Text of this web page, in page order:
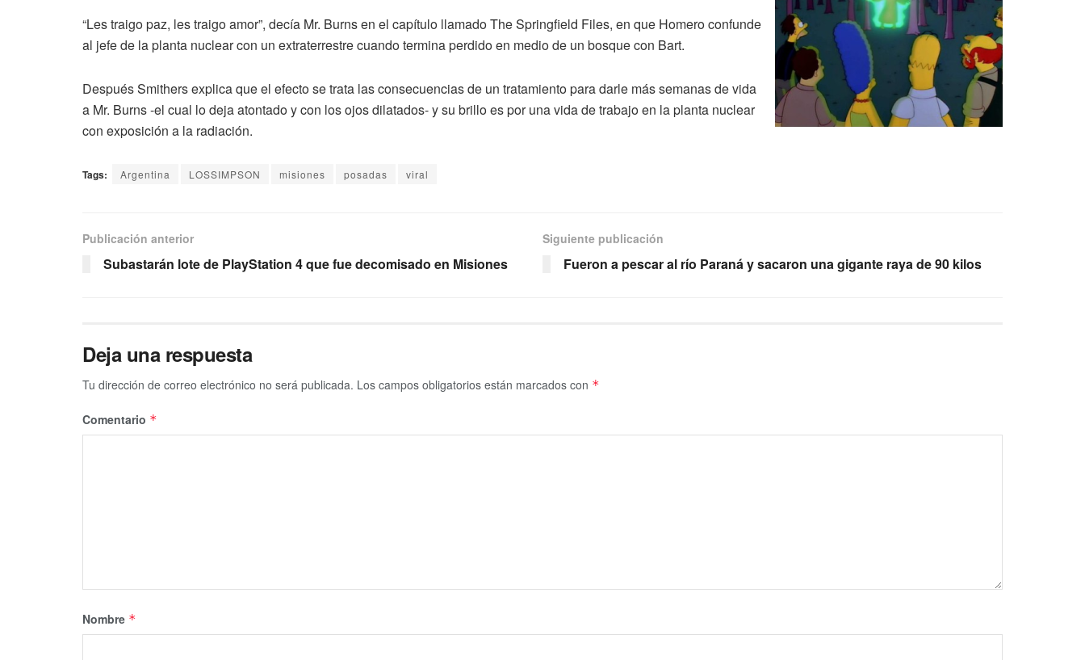
“Les traigo paz, les traigo amor”, decía Mr. Burns en el capítulo llamado The Springfield Files, en que Homero confunde
al jefe de la planta nuclear con un extraterrestre cuando termina perdido en medio de un bosque con Bart.
Después Smithers explica que el efecto se trata las consecuencias de un tratamiento para darle más semanas de vida
a Mr. Burns -el cual lo deja atontado y con los ojos dilatados- y su brillo es por una vida de trabajo en la planta nuclear
con exposición a la radiación.
Tags: Argentina LOSSIMPSON misiones posadas viral
Publicación anterior
Subastarán lote de PlayStation 4 que fue decomisado en Misiones
Siguiente publicación
Fueron a pescar al río Paraná y sacaron una gigante raya de 90 kilos
Deja una respuesta
Tu dirección de correo electrónico no será publicada. Los campos obligatorios están marcados con *
Comentario *
Nombre *